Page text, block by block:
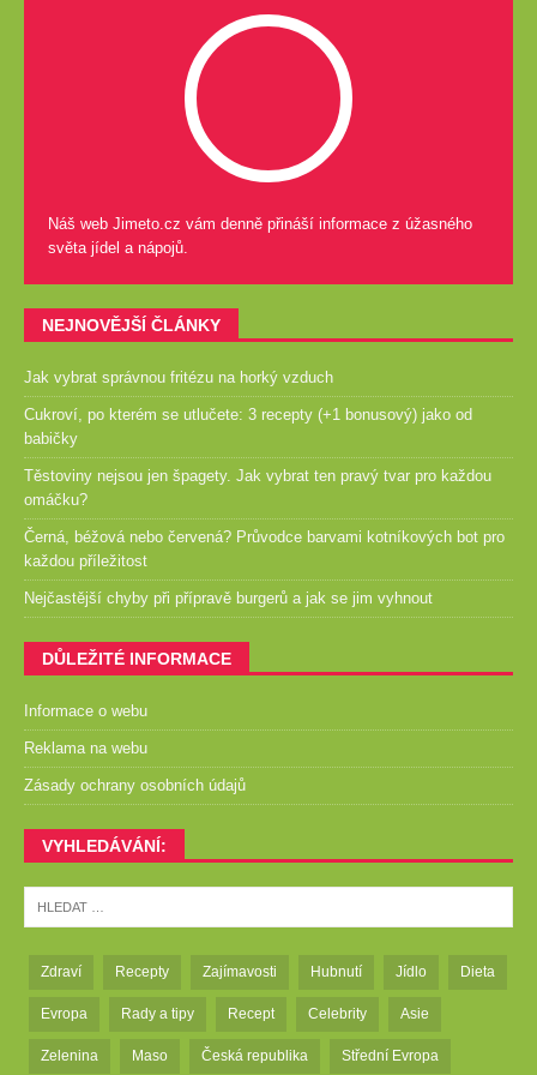
Náš web Jimeto.cz vám denně přináší informace z úžasného
světa jídel a nápojů.
NEJNOVĚJŠÍ ČLÁNKY
Jak vybrat správnou fritézu na horký vzduch
Cukroví, po kterém se utlučete: 3 recepty (+1 bonusový) jako od
babičky
Těstoviny nejsou jen špagety. Jak vybrat ten pravý tvar pro každou
omáčku?
Černá, béžová nebo červená? Průvodce barvami kotníkových bot pro
každou příležitost
Nejčastější chyby při přípravě burgerů a jak se jim vyhnout
DŮLEŽITÉ INFORMACE
Informace o webu
Reklama na webu
Zásady ochrany osobních údajů
VYHLEDÁVÁNÍ:
Zdraví Recepty Zajímavosti Hubnutí Jídlo Dieta
Evropa Rady a tipy Recept Celebrity Asie
Zelenina Maso Česká republika Střední Evropa